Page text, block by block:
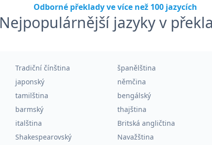
Odborné překlady ve více než 100 jazycích
Nejpopulárnější jazyky v
Tradiční čínština španělština
japonský němčina
tamilština bengálský
barmský thajština
italština Britská angličtina
Shakespearovský Navažština